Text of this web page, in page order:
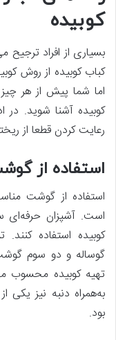
کوبیده
بسیاری از افراد
کباب کوبیده از روش
اما شما پیش‌ از هر
کوبیده آشنا شوید. در
رعایت کردن قطعا از
استفاده از
استفاده از گوشت
است. آشپزان حرفه‌ای
کوبیده استفاده
گوساله و دو سوم
تهیه کوبیده
به‌همراه دنبه نیز یکی
بود.